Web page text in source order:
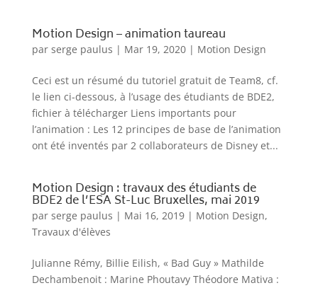
Motion Design – animation taureau
par serge paulus | Mar 19, 2020| Motion Design
Ceci est un résumé du tutoriel gratuit de Team8, cf.
le lien ci-dessous, à l’usage des étudiants de BDE2,
fichier à télécharger Liens importants pour
l’animation : Les 12 principes de base de l’animation
ont été inventés par 2 collaborateurs de Disney et...
Motion Design : travaux des étudiants de
BDE2 de l’ESA St-Luc Bruxelles, mai 2019
par serge paulus | Mai 16, 2019| Motion Design,
Travaux d'élèves
Julianne Rémy, Billie Eilish, « Bad Guy » Mathilde
Dechambenoit : Marine Phoutavy Théodore Mativa :